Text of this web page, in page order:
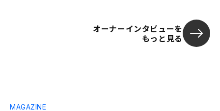
オーナーインタビューを
もっと見る
MAGAZINE